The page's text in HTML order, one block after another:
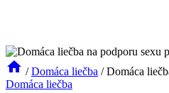
/ Domáca liečba / Domáca
Domáca liečba